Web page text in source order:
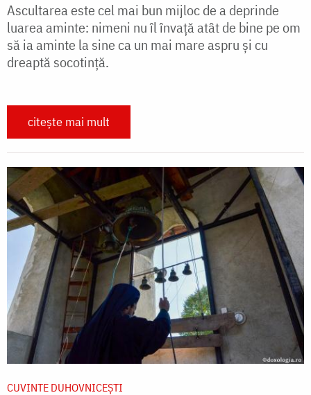
Ascultarea este cel mai bun mijloc de a deprinde
luarea aminte: nimeni nu îl învață atât de bine pe om
să ia aminte la sine ca un mai mare aspru și cu
dreaptă socotință.
citește mai mult
CUVINTE DUHOVNICEȘTI